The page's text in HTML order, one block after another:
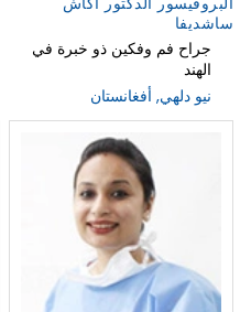
ساشديفا
جراح فم وفكين ذو خبرة في
الهند
نيو دلهي, أفغانستان